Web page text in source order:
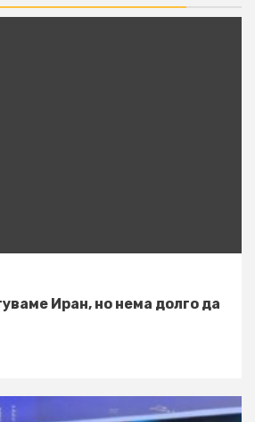
Иран, но нема долго да